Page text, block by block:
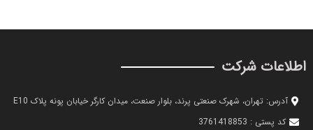
اطلاعات شرکت
آدرس: تهران، شهرک صنعتی پرند، بلوار صنعت، میدان کارگر خیابان پونه پلاک E10
کد پستی : 3761418853